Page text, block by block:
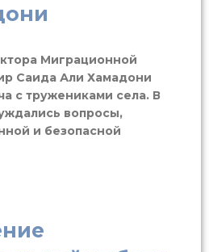
Миграционной
Саида Али Хамадони
с тружениками села. В
вопросы,
и безопасной